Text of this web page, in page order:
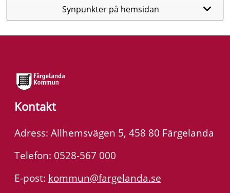
Synpunkter på hemsidan
Kontakt
Adress: Allhemsvägen 5, 458 80 Färgelanda
Telefon: 0528-567 000
E-post: kommun@fargelanda.se